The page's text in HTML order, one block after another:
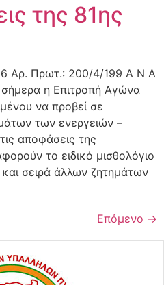
της 81ης
Αρ. Πρωτ.: 200/4/199 Α Ν Α
η Επιτροπή Αγώνα
να προβεί σε
των ενεργειών –
αποφάσεις της
το ειδικό μισθολόγιο
σειρά άλλων ζητημάτων
Επόμενο →